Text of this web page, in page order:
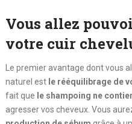
Vous allez
votre cuir
Le premier avantage dont vous
naturel est le rééquilibrage de
fait que le shampoing ne
agresser vos cheveux. Vous